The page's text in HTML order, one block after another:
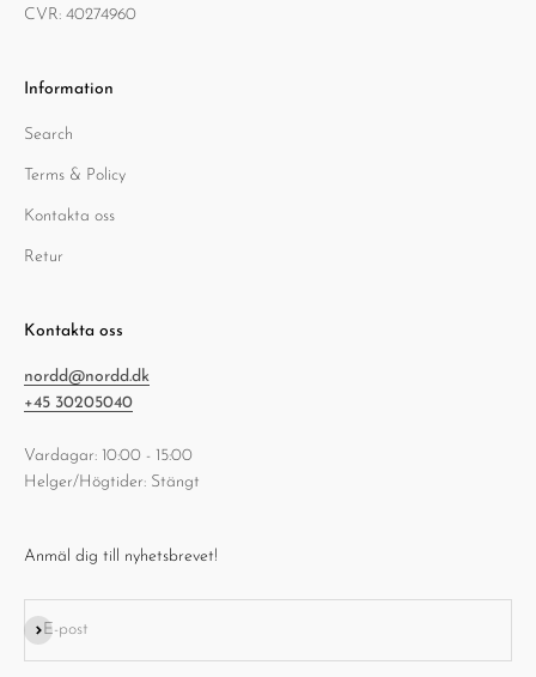
CVR: 40274960
Information
Search
Terms & Policy
Kontakta oss
Retur
Kontakta oss
nordd@nordd.dk
+45 30205040
Vardagar: 10:00 - 15:00
Helger/Högtider: Stängt
Anmäl dig till nyhetsbrevet!
E-post
Prenumerera